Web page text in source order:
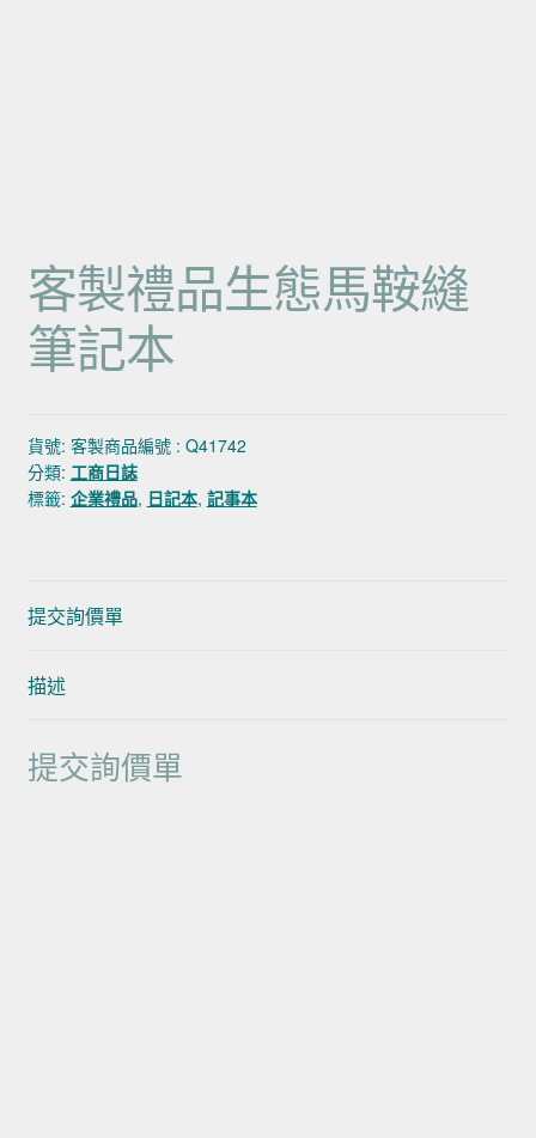
客製禮品生態馬鞍縫
筆記本
貨號: 客製商品編號 : Q41742
分類: 工商日誌
標籤: 企業禮品, 日記本, 記事本
提交詢價單
描述
提交詢價單